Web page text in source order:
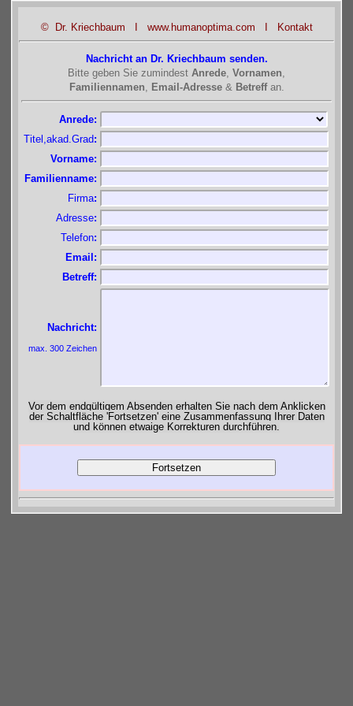
© Dr. Kriechbaum www.humanoptima.com Kontakt
Nachricht an Dr. Kriechbaum senden.
Bitte geben Sie zumindest Anrede, Vornamen,
Familiennamen, Email-Adresse& Betreffan.
Anrede:
Titel,akad.Grad:
Vorname:
Familienname:
Firma:
Adresse:
Telefon:
Email :
Betreff:
Nachricht:
max. 300 Zeichen
Vor dem endgültigem Absenden erhalten Sie nach dem Anklicken
der Schaltfläche 'Fortsetzen' eine Zusammenfassung Ihrer Daten
und können etwaige Korrekturen durchführen.